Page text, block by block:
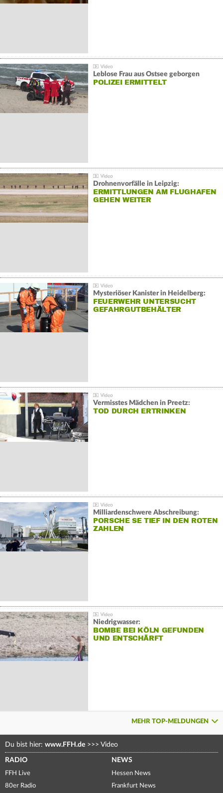
Leblose Frau aus Ostsee geborgen
POLIZEI ERMITTELT
Drohnenvorfälle in Leipzig:
ERMITTLUNGEN AM FLUGHAFEN
GEHEN WEITER
Mysteriöser Kanister in Heidelberg:
FEUERWEHR UNTERSUCHT
GEFAHRGUTBEHÄLTER
Vermisstes Mädchen in Preetz:
TOD DURCH ERTRINKEN
Milliardenschwere Abschreibung:
PORSCHE SE TIEF IN DEN ROTEN
ZAHLEN
Niedrigwasser:
BOMBE BEI KÖLN GEFUNDEN
UND ENTSCHÄRFT
MEHR TOP-MELDUNGEN
Du bist hier: www.FFH.de >>> Video
RADIO
FFH Live
80er Radio
NEWS
Hessen News
Frankfurt News